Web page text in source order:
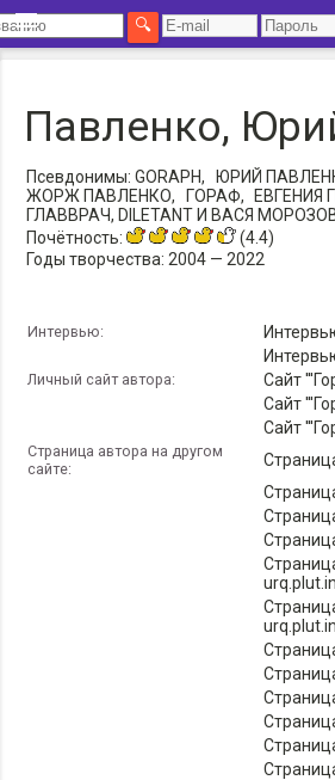
Павленко,
Псевдонимы: GORAPH,
ЮРИЙ
ЖОРЖ ПАВЛЕНКО,
ГОРАФ,
ЕВГЕНИЯ
ГЛАВВРАЧ, DILETANT И ВАСЯ
Почётность:
(4.4)
Годы творчества: 2004 — 2022
Интервью:
Личный сайт автора:
Сайт
Сайт
Сайт
Страница автора на другом
сайте: